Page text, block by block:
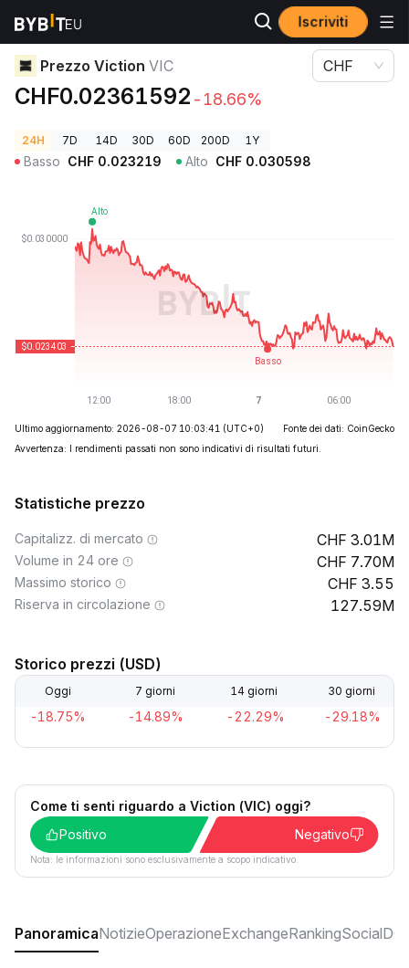
Iscriviti
Prezzi Crypto
Prezzo Viction VIC
CHF0.02361592 -18.66%
CHF
24H 7D 14D 30D 60D 200D 1Y
Basso CHF 0.023219 Alto CHF 0.030598
Ultimo aggiornamento: 2026-08-07 10:03:41 (UTC+0)
Fonte dei dati: CoinGecko
Avvertenza: I rendimenti passati non sono indicativi di risultati futuri.
Statistiche prezzo
Capitalizz. di mercato 3.01M
Volume in 24 ore 7.70M
Massimo storico 3.55
Riserva in circolazione 127.59M
Storico prezzi (USD)
Oggi 7 giorni 14 giorni 30 giorni
-18.75% -14.89% -22.29% -29.18%
Come ti senti riguardo a Viction (VIC) oggi?
Positivo
Negativo
Nota: le informazioni sono esclusivamente a scopo indicativo.
PanoramicaNotizieOperazioneExchangeRankingSocial